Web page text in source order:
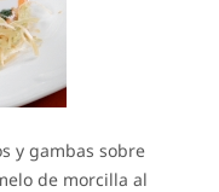
y gambas sobre
de morcilla al